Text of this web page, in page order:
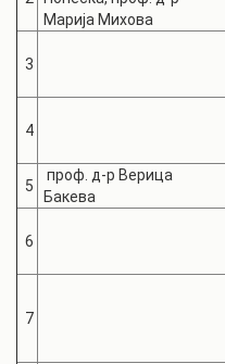
Марија Михова
3
4
5
проф. д-р Верица
Бакева
6
7